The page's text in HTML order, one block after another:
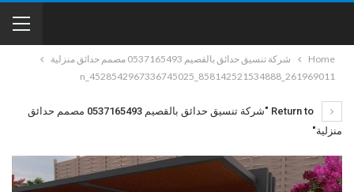
Home
شركة تنسيق حدائق بالقصيم 0537165493 مصمم حدائق منزلية
261969011_858142521534888_4528542967336745025_n
Return to "شركة تنسيق حدائق بالقصيم 0537165493 مصمم حدائق
منزلية"